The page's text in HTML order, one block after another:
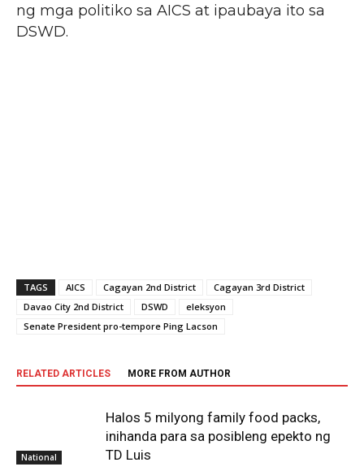
ng mga politiko sa AICS at ipaubaya ito sa
DSWD.
TAGS AICS Cagayan 2nd District
Cagayan 3rd District
Davao City 2nd District
DSWD
eleksyon
Senate President pro-tempore Ping Lacson
RELATED ARTICLES MORE FROM AUTHOR
National
Halos 5 milyong family food packs,
inihanda para sa posibleng epekto ng
TD Luis